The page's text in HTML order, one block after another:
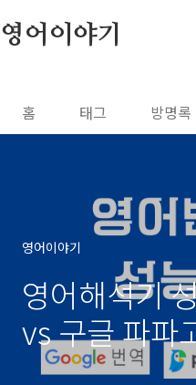
영어이야기
홈 태그 방명록
영어이야기
영어해석기
vs 구글 파파